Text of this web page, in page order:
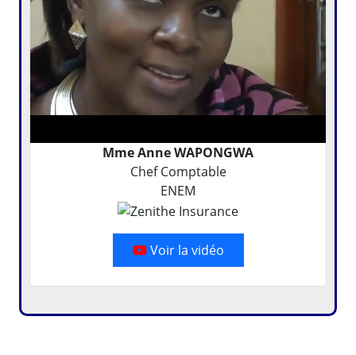
Mme Anne WAPONGWA
Chef Comptable
ENEM
Voir la vidéo